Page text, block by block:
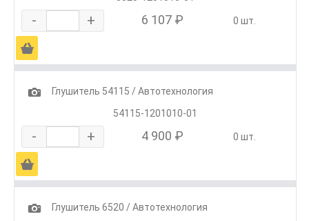
- + 6 107 ₽ 0 шт.
Ä
1
Глушитель 54115 / Автотехнология
54115-1201010-01
- + 4 900 ₽ 0 шт.
Ä
1
Глушитель 6520 / Автотехнология